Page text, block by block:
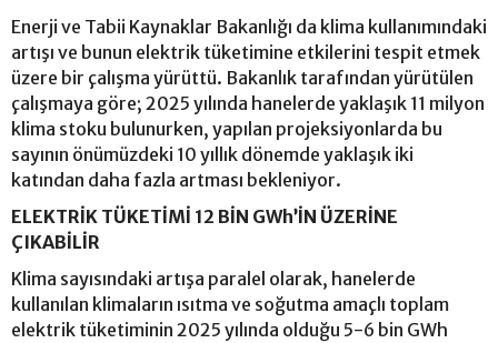
Enerji ve Tabii Kaynaklar Bakanlığı da klima kullanımındaki
artışı ve bunun elektrik tüketimine etkilerini tespit etmek
üzere bir çalışma yürüttü. Bakanlık tarafından yürütülen
çalışmaya göre; 2025 yılında hanelerde yaklaşık 11 milyon
klima stoku bulunurken, yapılan projeksiyonlarda bu
sayının önümüzdeki 10 yıllık dönemde yaklaşık iki
katından daha fazla artması bekleniyor.
ELEKTRİK TÜKETİMİ 12 BİN GWh’İN ÜZERİNE
ÇIKABİLİR
Klima sayısındaki artışa paralel olarak, hanelerde
kullanılan klimaların ısıtma ve soğutma amaçlı toplam
elektrik tüketiminin 2025 yılında olduğu 5-6 bin GWh